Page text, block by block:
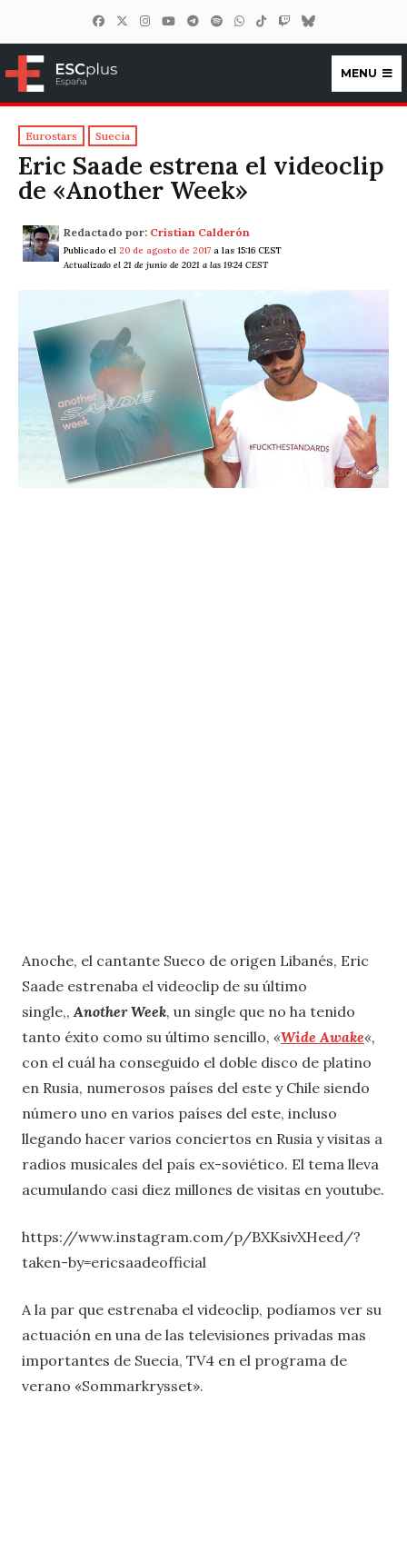
ESCplus España
MENU
Eurostars Suecia
Eric Saade estrena el videoclip
de «Another Week»
Redactado por: Cristian Calderón
Publicado el 20 de agosto de 2017 a las 15:16 CEST
Actualizado el 21 de junio de 2021 a las 19:24 CEST
Anoche, el cantante Sueco de origen Libanés, Eric
Saade estrenaba el videoclip de su último
single,, Another Week, un single que no ha tenido
tanto éxito como su último sencillo, «Wide Awake«,
con el cuál ha conseguido el doble disco de platino
en Rusia, numerosos países del este y Chile siendo
número uno en varios países del este, incluso
llegando hacer varios conciertos en Rusia y visitas a
radios musicales del país ex-soviético. El tema lleva
acumulando casi diez millones de visitas en youtube.
https://www.instagram.com/p/BXKsivXHeed/?
taken-by=ericsaadeofficial
A la par que estrenaba el videoclip, podíamos ver su
actuación en una de las televisiones privadas mas
importantes de Suecia, TV4 en el programa de
verano «Sommarkrysset».